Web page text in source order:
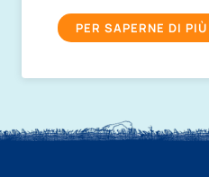
PER SAPERNE DI PIÙ